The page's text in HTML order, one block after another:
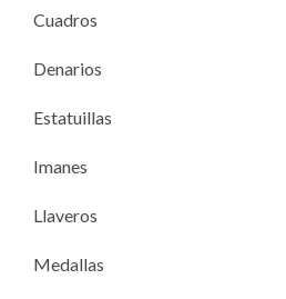
Cuadros
Denarios
Estatuillas
Imanes
Llaveros
Medallas